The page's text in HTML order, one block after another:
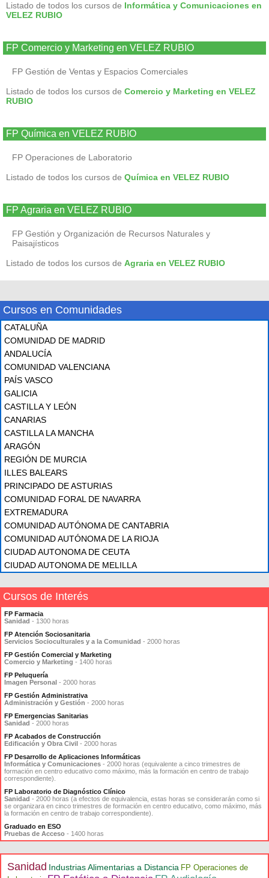
Listado de todos los cursos de Informática y Comunicaciones en
VELEZ RUBIO
FP Comercio y Marketing en VELEZ RUBIO
FP Gestión de Ventas y Espacios Comerciales
Listado de todos los cursos de Comercio y Marketing en VELEZ
RUBIO
FP Química en VELEZ RUBIO
FP Operaciones de Laboratorio
Listado de todos los cursos de Química en VELEZ RUBIO
FP Agraria en VELEZ RUBIO
FP Gestión y Organización de Recursos Naturales y
Paisajísticos
Listado de todos los cursos de Agraria en VELEZ RUBIO
Cursos en Comunidades
CATALUÑA
COMUNIDAD DE MADRID
ANDALUCÍA
COMUNIDAD VALENCIANA
PAÍS VASCO
GALICIA
CASTILLA Y LEÓN
CANARIAS
CASTILLA LA MANCHA
ARAGÓN
REGIÓN DE MURCIA
ILLES BALEARS
PRINCIPADO DE ASTURIAS
COMUNIDAD FORAL DE NAVARRA
EXTREMADURA
COMUNIDAD AUTÓNOMA DE CANTABRIA
COMUNIDAD AUTÓNOMA DE LA RIOJA
CIUDAD AUTONOMA DE CEUTA
CIUDAD AUTONOMA DE MELILLA
Cursos de Interés
FP Farmacia
Sanidad - 1300 horas
FP Atención Sociosanitaria
Servicios Socioculturales y a la Comunidad - 2000 horas
FP Gestión Comercial y Marketing
Comercio y Marketing - 1400 horas
FP Peluquería
Imagen Personal - 2000 horas
FP Gestión Administrativa
Administración y Gestión - 2000 horas
FP Emergencias Sanitarias
Sanidad - 2000 horas
FP Acabados de Construcción
Edificación y Obra Civil - 2000 horas
FP Desarrollo de Aplicaciones Informáticas
Informática y Comunicaciones - 2000 horas (equivalente a cinco trimestres de
formación en centro educativo como máximo, más la formación en centro de trabajo
correspondiente).
FP Laboratorio de Diagnóstico Clínico
Sanidad - 2000 horas (a efectos de equivalencia, estas horas se considerarán como si
se organizara en cinco trimestres de formación en centro educativo, como máximo, más
la formación en centro de trabajo correspondiente).
Graduado en ESO
Pruebas de Acceso - 1400 horas
Sanidad Industrias Alimentarias a Distancia FP Operaciones de